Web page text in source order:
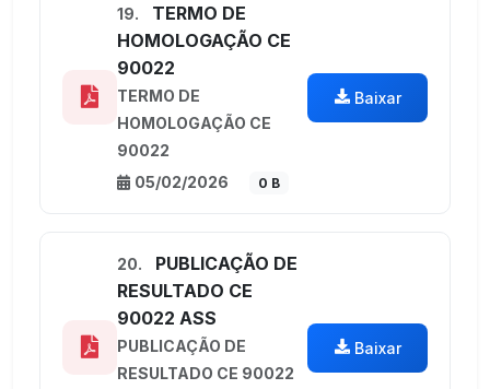
19.
TERMO DE
HOMOLOGAÇÃO CE
90022
TERMO DE
HOMOLOGAÇÃO CE
90022
05/02/2026
0 B
Baixar
20.
PUBLICAÇÃO DE
RESULTADO CE
90022 ASS
PUBLICAÇÃO DE
RESULTADO CE 90022
Baixar